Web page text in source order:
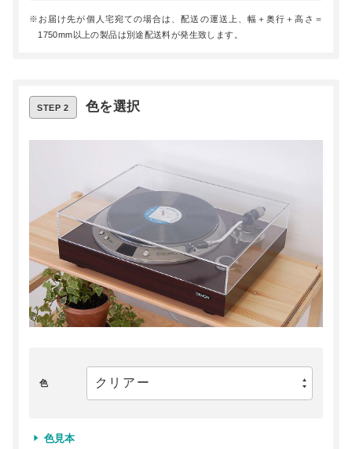
お届け先が個人宅宛ての場合は、配送の運送上、幅＋奥行＋高さ＝
1750mm以上の製品は別途配送料が発生致します。
STEP 2 色を選択
色
色見本